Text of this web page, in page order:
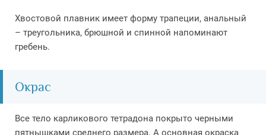
Хвостовой плавник имеет форму трапеции, анальный
– треугольника, брюшной и спинной напоминают
гребень.
Окрас
Все тело карликового тетрадона покрыто черными
пятнышками среднего размера. А основная окраска